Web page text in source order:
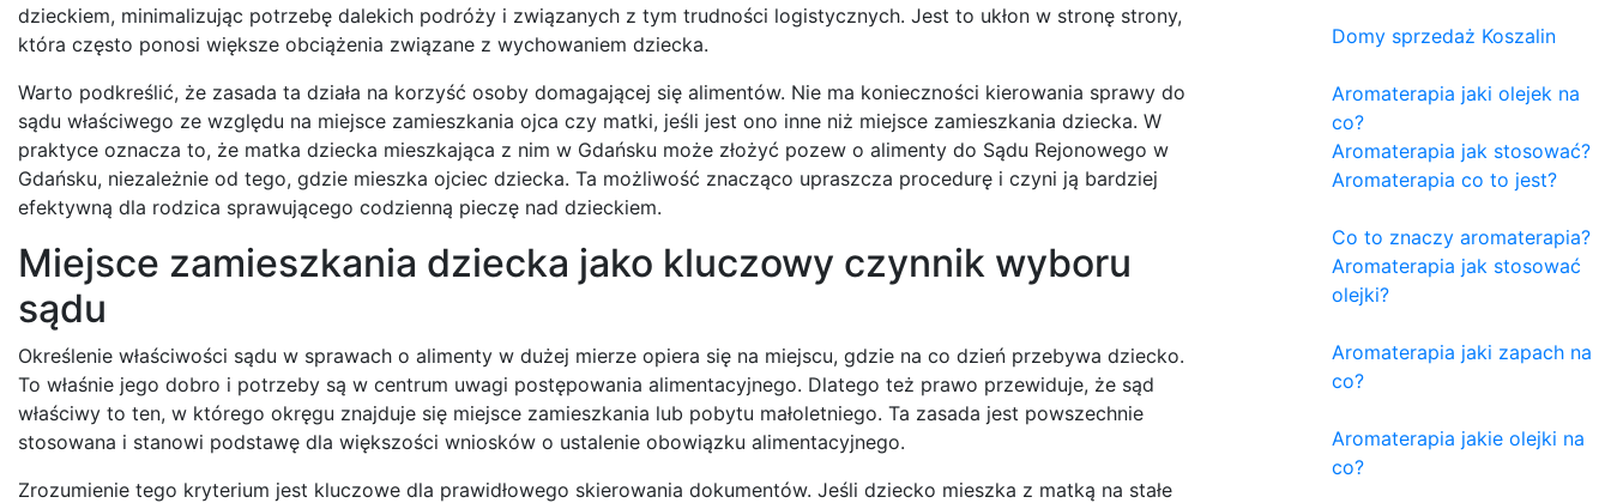
dzieckiem, minimalizując potrzebę dalekich podróży i związanych z tym trudności logistycznych. Jest to ukłon w stronę strony,
która często ponosi większe obciążenia związane z wychowaniem dziecka.
Warto podkreślić, że zasada ta działa na korzyść osoby domagającej się alimentów. Nie ma konieczności kierowania sprawy do
sądu właściwego ze względu na miejsce zamieszkania ojca czy matki, jeśli jest ono inne niż miejsce zamieszkania dziecka. W
praktyce oznacza to, że matka dziecka mieszkająca z nim w Gdańsku może złożyć pozew o alimenty do Sądu Rejonowego w
Gdańsku, niezależnie od tego, gdzie mieszka ojciec dziecka. Ta możliwość znacząco upraszcza procedurę i czyni ją bardziej
efektywną dla rodzica sprawującego codzienną pieczę nad dzieckiem.
Miejsce zamieszkania dziecka jako kluczowy czynnik wyboru
sądu
Określenie właściwości sądu w sprawach o alimenty w dużej mierze opiera się na miejscu, gdzie na co dzień przebywa dziecko.
To właśnie jego dobro i potrzeby są w centrum uwagi postępowania alimentacyjnego. Dlatego też prawo przewiduje, że sąd
właściwy to ten, w którego okręgu znajduje się miejsce zamieszkania lub pobytu małoletniego. Ta zasada jest powszechnie
stosowana i stanowi podstawę dla większości wniosków o ustalenie obowiązku alimentacyjnego.
Zrozumienie tego kryterium jest kluczowe dla prawidłowego skierowania dokumentów. Jeśli dziecko mieszka z matką na stałe
Domy sprzedaż Koszalin
Aromaterapia jaki olejek na
co?
Aromaterapia jak stosować?
Aromaterapia co to jest?
Co to znaczy aromaterapia?
Aromaterapia jak stosować
olejki?
Aromaterapia jaki zapach na
co?
Aromaterapia jakie olejki na
co?